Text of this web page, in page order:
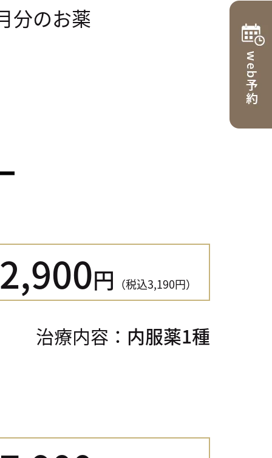
分のお薬
2,900円 （税込3,190円）
治療内容： 内服薬1種